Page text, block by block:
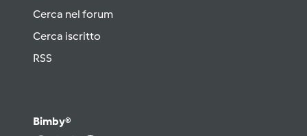
Cerca nel forum
Cerca iscritto
RSS
Bimby®